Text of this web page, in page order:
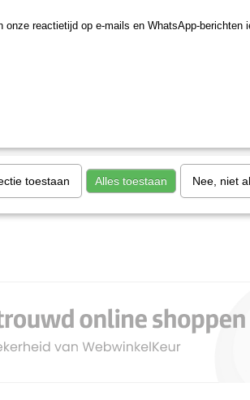
onze reactietijd op e-mails en WhatsApp-berichten
toestaan Alles toestaan Nee, niet